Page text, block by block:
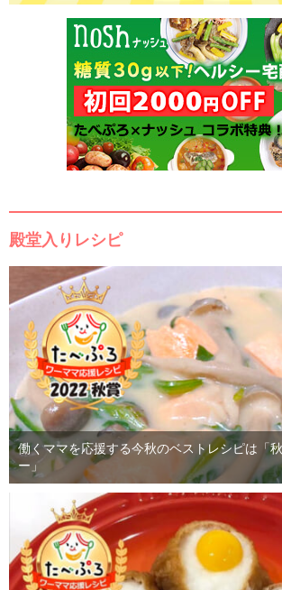
殿堂入りレシピ
働くママを応援する今秋のベストレシピは「
ー」